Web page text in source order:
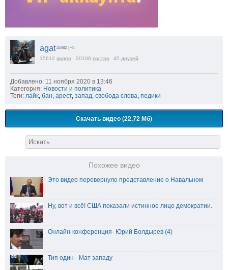
agat 25482 +5
15612 видео 20106 постов 45 друзей
Добавлено: 11 ноября 2020 в 13:46
Категория: Новости и политика
Теги: лайк, бан, арест, запад, свобода слова, педики
Скачать видео (22.72 Мб)
Похожее видео
Это видео перевернуло представление о Навальном
Ну, вот и всё! США показали истинное лицо демократии.
Онлайн-конференция- Юрий Болдырев (4)
Тип один - Мат западу